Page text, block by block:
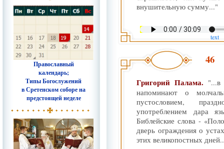
Православный
календарь;
Типы Богослужений
в Сретенском соборе на
предстоящей неделе
внушительную сумму..."
text
46
Григорий Палама. "...в
напоминают о
пустословием,
употреблением дара
Библейские слова -
дверь ограждения о
этих великопостных